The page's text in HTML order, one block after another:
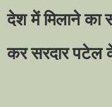
देश में मिलाने का
कर सरदार पटेल